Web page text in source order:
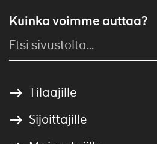
Kuinka voimme auttaa?
Tilaajille
Sijoittajille